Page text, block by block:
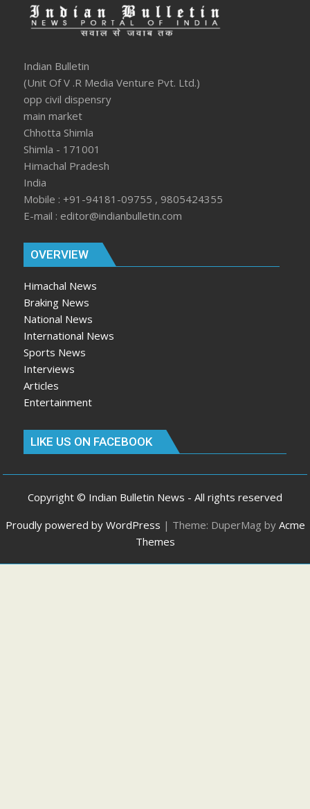
Indian Bulletin
(Unit Of V .R Media Venture Pvt. Ltd.)
opp civil dispensry
main market
Chhotta Shimla
Shimla - 171001
Himachal Pradesh
India
Mobile : +91-94181-09755 , 9805424355
E-mail : editor@indianbulletin.com
OVERVIEW
Himachal News
Braking News
National News
International News
Sports News
Interviews
Articles
Entertainment
LIKE US ON FACEBOOK
Copyright © Indian Bulletin News - All rights reserved
Proudly powered by WordPress | Theme: DuperMag by Acme
Themes